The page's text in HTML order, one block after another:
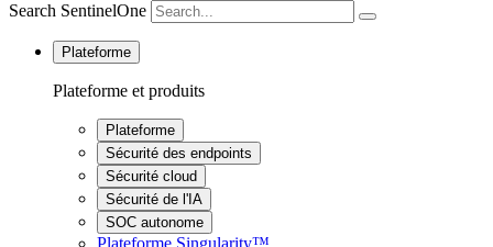
Search SentinelOne
Plateforme
Plateforme et produits
Plateforme
Sécurité des endpoints
Sécurité cloud
Sécurité de l'IA
SOC autonome
Plateforme Singularity™